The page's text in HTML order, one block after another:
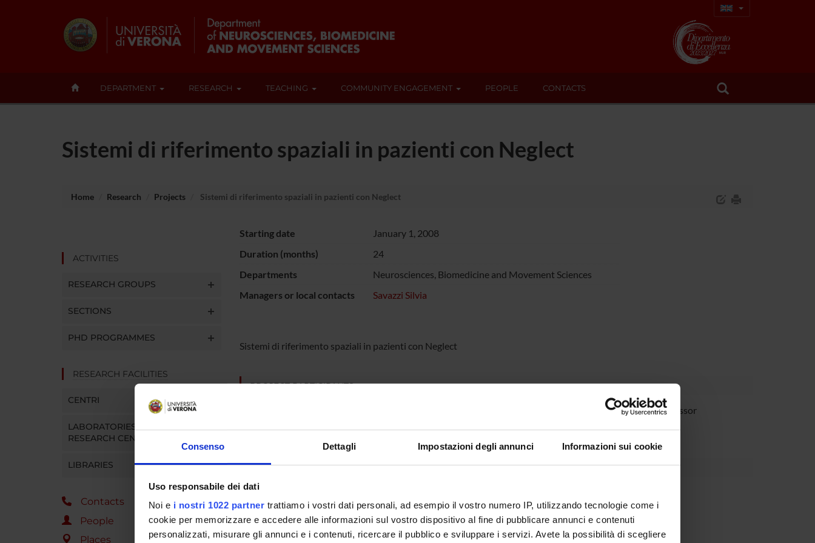
Consenso Dettagli Impostazioni degli annunci Informazioni sui cookie
Uso responsabile dei dati
Noi e i nostri 1022 partner trattiamo i vostri dati personali, ad esempio il vostro numero IP, utilizzando tecnologie come i
cookie per memorizzare e accedere alle informazioni sul vostro dispositivo al fine di pubblicare annunci e contenuti
personalizzati, misurare gli annunci e i contenuti, ricercare il pubblico e sviluppare i servizi. Avete la possibilità di scegliere
DEPARTMENT RESEARCH TEACHING COMMUNITY ENGAGEMENT PEOPLE CONTACTS
Sistemi di riferimento spaziali in pazienti con Neglect
Home Research Projects Sistemi di riferimento spaziali in pazienti con Neglect
ACTIVITIES
RESEARCH GROUPS
SECTIONS
PHD PROGRAMMES
RESEARCH FACILITIES
CENTRI
LABORATORIES AND
RESEARCH CENTRES
LIBRARIES
Contacts
People
Places
Starting date
January 1, 2008
Duration (months)
24
Departments
Neurosciences, Biomedicine and Movement Sciences
Managers or local contacts
Savazzi Silvia
Sistemi di riferimento spaziali in pazienti con Neglect
PROJECT PARTICIPANTS
Full Professor
COLLABORATORI ESTERNI
Lucio Posteraro
Ospedale di Bozzolo -
Mantova